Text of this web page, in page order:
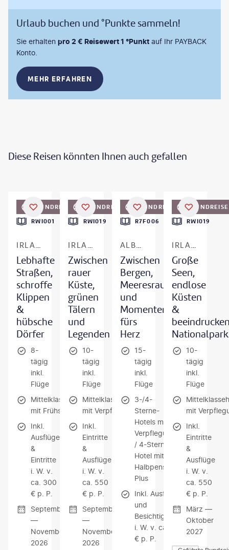
Urlaub buchen und °Punkte sammeln!
Sie erhalten pro 2 € Reisewert 1 °Punkt auf Ihr PAYBACK
Konto.
MEHR ERFAHREN
Diese Reisen könnten Ihnen auch gefallen
DEAL RUNDREISE
RWI001
IRLAND
Lebhafte
Straßen,
schroffe
Klippen
&
hübsche
Dörfer
8-
tägig
inkl.
Flüge
Mittelklassehotels
mit Frühstück
Inkl.
Ausflüge
&
Eintritte
i. W. v.
ca. 300
€ p. P.
September
—
November
2026
DEAL RUNDREISE
RWI019
IRLAND
Zwischen
rauer
Küste,
grünen
Tälern
und
Legenden
10-
tägig
inkl.
Flüge
Mittelklassehotels
mit Verpflegung
Inkl.
Eintritte
&
Ausflüge
i. W. v.
ca. 550
€ p. P.
September
—
November
2026
RUNDREISE
R7F006
ALBANIEN
Zwischen
Bergen,
Meeresrauschen
und
Momenten
fürs
Herz
15-
tägig
inkl.
Flüge
3-/4-
Sterne-
Hotels mit
Verpflegung
/ 4-Sterne-
Hotel mit
Halbpension
Plus
Inkl. Ausflüge
und
Besichtigungen
i. W. v. ca. 275
€ p. P.
RUNDREISE
RWI019
IRLAND
Große
Seen,
endlose
Küsten
&
10-
tägig
inkl.
Flüge
mit
Inkl.
Eintritte
&
Ausflüge
i. W. v.
ca. 550
€ p. P.
März —
Oktober
2027